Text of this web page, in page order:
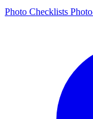
Photo Checklists